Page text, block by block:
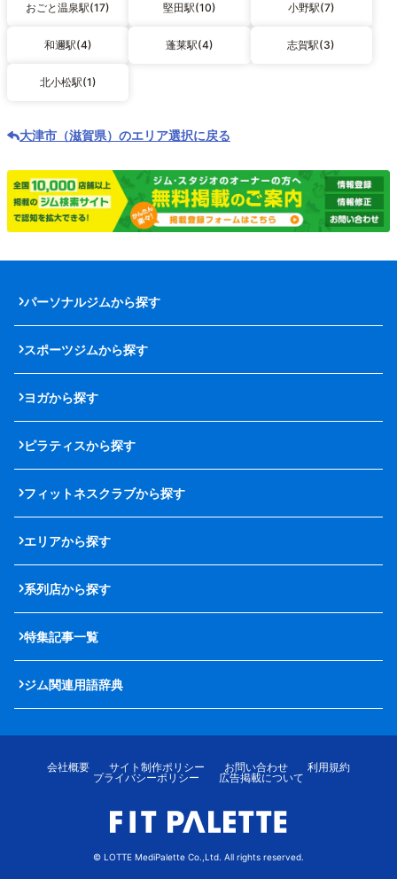
おごと温泉駅(17) 堅田駅(10) 小野駅(7)
和邇駅(4) 蓬莱駅(4) 志賀駅(3)
北小松駅(1)
大津市（滋賀県）のエリア選択に戻る
パーソナルジムから探す
スポーツジムから探す
ヨガから探す
ピラティスから探す
フィットネスクラブから探す
エリアから探す
系列店から探す
特集記事一覧
ジム関連用語辞典
会社概要 サイト制作ポリシー お問い合わせ
利用規約
プライバシーポリシー
広告掲載について
© LOTTE MediPalette Co.,Ltd. All rights reserved.